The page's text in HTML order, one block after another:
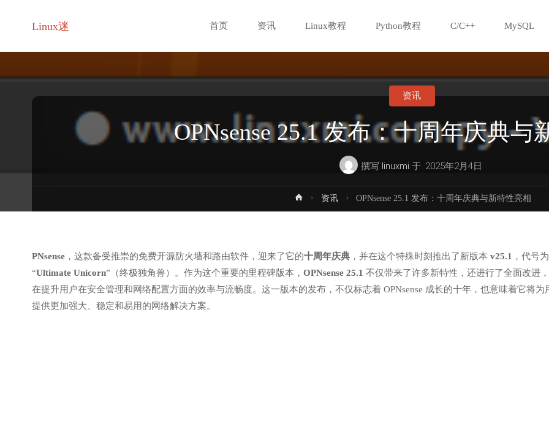
Linux迷
至
容
首页 资讯 Linux教程 Python教程 C/C++ MySQL
OPNsense 25.1 发布：十周年庆典与
撰写 linuxmi 于 2025年2月4日
资讯
首
页
资讯 OPNsense 25.1 发布：十周年庆典与新特性亮相
PNsense ，这款备受推崇的免费开源防火墙和路由软件，迎来了它的十周年庆典 ，并在这个特殊时刻推出了新版本 v25.1 ，代号为
“Ultimate Unicorn”（终极独角兽）。作为这个重要的里程碑版本， OPNsense 25.1 不仅带来了许多新特性，还进行了全面改进
在提升用户在安全管理和网络配置方面的效率与流畅度。这一版本的发布，不仅标志着 OPNsense 成长的十年，也意味着它将为
提供更加强大、稳定和易用的网络解决方案。